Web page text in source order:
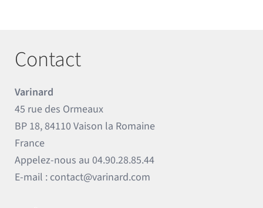
Contact
Varinard
45 rue des Ormeaux
BP 18, 84110 Vaison la Romaine
France
Appelez-nous au04.90.28.85.44
E-mail : contact@varinard.com